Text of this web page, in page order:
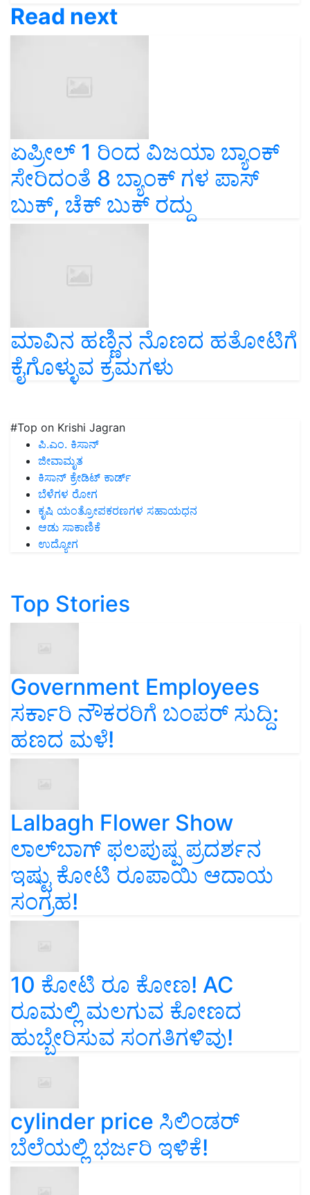
Read next
ಏಪ್ರೀಲ್ 1 ರಿಂದ ವಿಜಯಾ ಬ್ಯಾಂಕ್
ಸೇರಿದಂತೆ 8 ಬ್ಯಾಂಕ್ ಗಳ ಪಾಸ್
ಬುಕ್, ಚೆಕ್ ಬುಕ್ ರದ್ದು
ಮಾವಿನ ಹಣ್ಣಿನ ನೊಣದ ಹತೋಟಿಗೆ
ಕೈಗೊಳ್ಳುವ ಕ್ರಮಗಳು
#Top on Krishi Jagran
ಪಿ.ಎಂ. ಕಿಸಾನ್
ಜೀವಾಮೃತ
ಕಿಸಾನ್ ಕ್ರೇಡಿಟ್ ಕಾರ್ಡ್
ಬೆಳೆಗಳ ರೋಗ
ಕೃಷಿ ಯಂತ್ರೋಪಕರಣಗಳ ಸಹಾಯಧನ
ಆಡು ಸಾಕಾಣಿಕೆ
ಉದ್ಯೋಗ
Top Stories
Government Employees
ಸರ್ಕಾರಿ ನೌಕರರಿಗೆ ಬಂಪರ್‌ ಸುದ್ದಿ:
ಹಣದ ಮಳೆ!
Lalbagh Flower Show
ಲಾಲ್‌ಬಾಗ್ ಫಲಪುಷ್ಪ ಪ್ರದರ್ಶನ
ಇಷ್ಟು ಕೋಟಿ ರೂಪಾಯಿ ಆದಾಯ
ಸಂಗ್ರಹ!
10 ಕೋಟಿ ರೂ ಕೋಣ! AC
ರೂಮಲ್ಲಿ ಮಲಗುವ ಕೋಣದ
ಹುಬ್ಬೇರಿಸುವ ಸಂಗತಿಗಳಿವು!
cylinder price ಸಿಲಿಂಡರ್‌
ಬೆಲೆಯಲ್ಲಿ ಭರ್ಜರಿ ಇಳಿಕೆ!